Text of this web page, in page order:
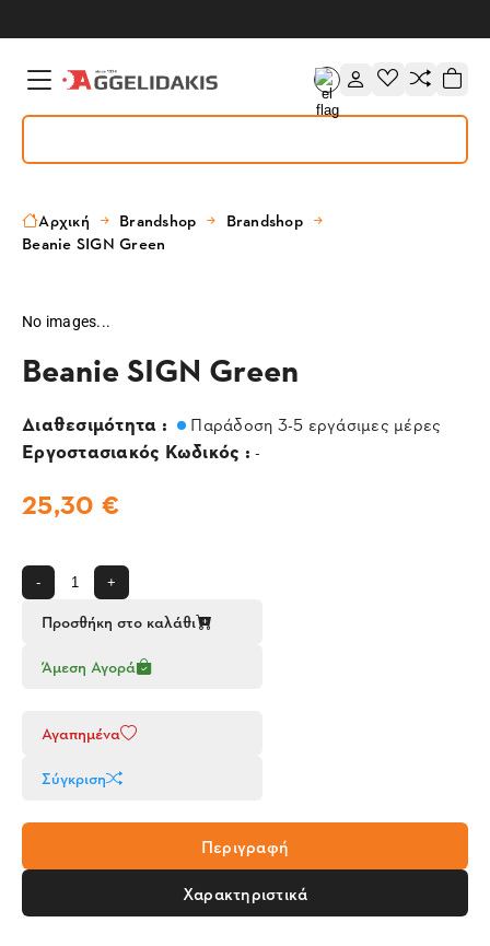
Αρχική Brandshop
Brandshop
Beanie SIGN Green
No images...
Beanie SIGN Green
Διαθεσιμότητα : Παράδοση 3-5 εργάσιμες μέρες
Εργοστασιακός Κωδικός : -
25,30 €
- +
Προσθήκη στο καλάθι
Άμεση Αγορά
Αγαπημένα
Σύγκριση
Περιγραφή
Χαρακτηριστικά